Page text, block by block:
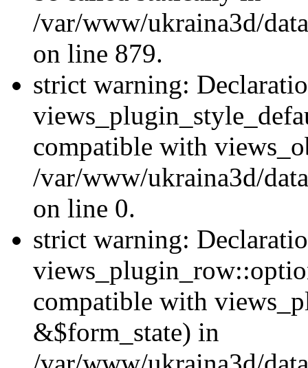
/var/www/ukraina3d/
on line 879.
strict warning:
compatible with
/var/www/ukraina3d/
on line 0.
strict warning:
compatible with
&$form_state) in